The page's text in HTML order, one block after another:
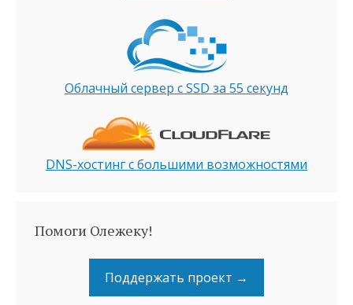
Облачный сервер с SSD за 55 секунд
DNS-хостинг с большими возможностями
Помоги Олежеку!
Поддержать проект →